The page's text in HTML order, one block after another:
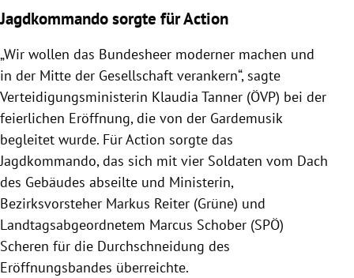
Jagdkommando sorgte für Action
„Wir wollen das Bundesheer moderner machen und
in der Mitte der Gesellschaft verankern“, sagte
Verteidigungsministerin Klaudia Tanner (ÖVP) bei der
feierlichen Eröffnung, die von der Gardemusik
begleitet wurde. Für Action sorgte das
Jagdkommando, das sich mit vier Soldaten vom Dach
des Gebäudes abseilte und Ministerin,
Bezirksvorsteher Markus Reiter (Grüne) und
Landtagsabgeordnetem Marcus Schober (SPÖ)
Scheren für die Durchschneidung des
Eröffnungsbandes überreichte.